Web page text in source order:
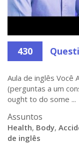
430
Aula de inglês Você
(perguntas a um
ought to do some ...
Assuntos
Health, Body,
de inglês